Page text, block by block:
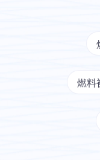
燃料